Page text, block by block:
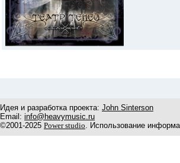
Идея и разработка проекта: John Sinterson
Email: info@heavymusic.ru
©2001-2025 Power studio. Использование